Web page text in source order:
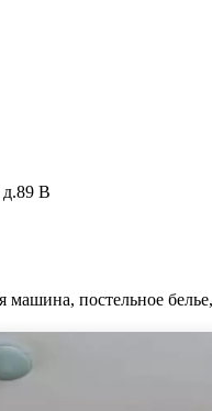
д.89 В
машина, постельное